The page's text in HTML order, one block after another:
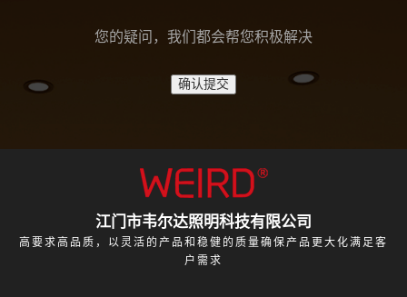
您的疑问，我们都会帮您积极解决
江门市韦尔达照明科技有限公司
高要求高品质，以灵活的产品和稳健的质量确保产品更大化满足客
户需求